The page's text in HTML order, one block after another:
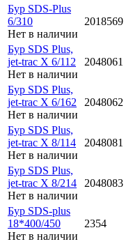
Бур SDS-Plus
6/310
Нет в наличии
2018569
Бур SDS Plus,
jet-trac X 6/112
Нет в наличии
2048061
Бур SDS Plus,
jet-trac X 6/162
Нет в наличии
2048062
Бур SDS Plus,
jet-trac X 8/114
Нет в наличии
2048081
Бур SDS Plus,
jet-trac X 8/214
Нет в наличии
2048083
Бур SDS-plus
18*400/450
Нет в наличии
2354